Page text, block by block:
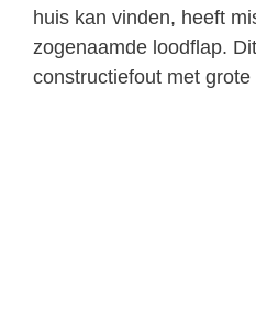
huis kan vinden, heeft
zogenaamde loodflap.
constructiefout met grote